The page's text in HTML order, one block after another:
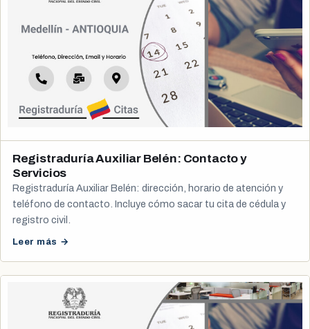
Registraduría Auxiliar Belén: Contacto y
Servicios
Registraduría Auxiliar Belén: dirección, horario de atención y
teléfono de contacto. Incluye cómo sacar tu cita de cédula y
registro civil.
Leer más →